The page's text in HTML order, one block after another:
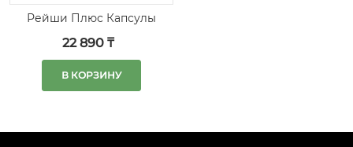
Рейши Плюс Капсулы
22 890 ₸
В КОРЗИНУ